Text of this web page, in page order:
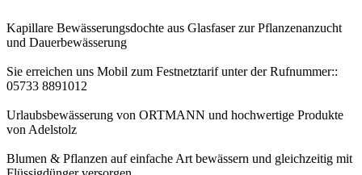
Kapillare Bewässerungsdochte aus Glasfaser zur Pflanzenanzucht
und Dauerbewässerung
Sie erreichen uns Mobil zum Festnetztarif unter der Rufnummer::
05733 8891012
Urlaubsbewässerung von ORTMANN und hochwertige Produkte
von Adelstolz
Blumen & Pflanzen auf einfache Art bewässern und gleichzeitig mit